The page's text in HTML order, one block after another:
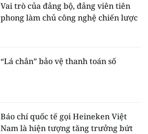
Vai trò của đảng bộ, đảng viên tiên
phong làm chủ công nghệ chiến lược
“Lá chắn” bảo vệ thanh toán số
Báo chí quốc tế gọi Heineken Việt
Nam là hiện tượng tăng trưởng bứt